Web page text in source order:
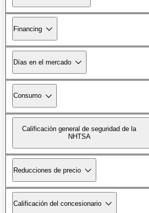
Financing
Días en el mercado
Consumo
Calificación general de seguridad de la
NHTSA
Reducciones de precio
Calificación del concesionario